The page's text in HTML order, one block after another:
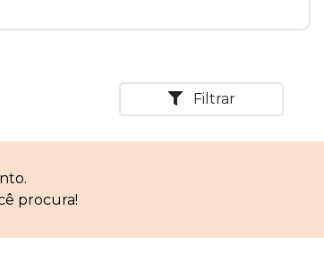
Filtrar
procura!